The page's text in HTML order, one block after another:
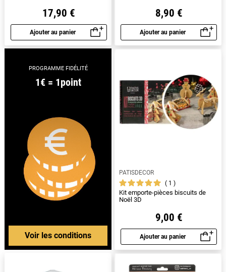
17,90 €
Ajouter au panier
Aperçu rapide
8,90 €
Ajouter au panier
Aperçu rapide
PROGRAMME FIDÉLITÉ
1€ = 1point
Voir les conditions
PATISDECOR
1
Kit emporte-pièces biscuits de
Noël 3D
9,00 €
Ajouter au panier
Aperçu rapide